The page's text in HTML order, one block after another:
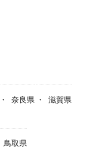
奈良県
滋賀県
鳥取県